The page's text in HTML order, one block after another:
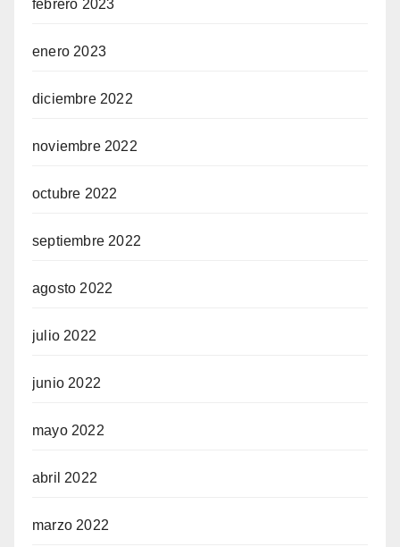
febrero 2023
enero 2023
diciembre 2022
noviembre 2022
octubre 2022
septiembre 2022
agosto 2022
julio 2022
junio 2022
mayo 2022
abril 2022
marzo 2022